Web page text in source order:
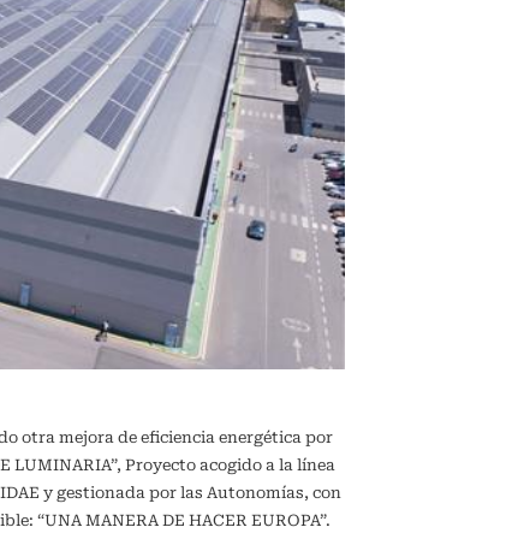
otra mejora de eficiencia energética por
LUMINARIA”, Proyecto acogido a la línea
y gestionada por las Autonomías, con
“UNA MANERA DE HACER EUROPA”.